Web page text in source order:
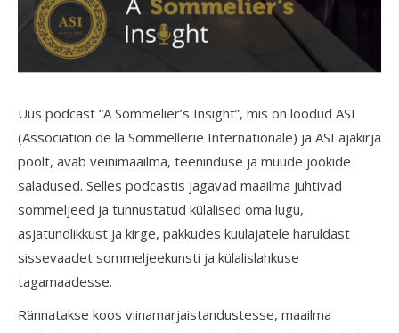
Uus podcast “A Sommelier’s Insight”, mis on loodud ASI
(Association de la Sommellerie Internationale) ja ASI ajakirja
poolt, avab veinimaailma, teeninduse ja muude jookide
saladused. Selles podcastis jagavad maailma juhtivad
sommeljeed ja tunnustatud külalised oma lugu,
asjatundlikkust ja kirge, pakkudes kuulajatele haruldast
sissevaadet sommeljeekunsti ja külalislahkuse
tagamaadesse.
Rännatakse koos viinamarjaistandustesse, maailma